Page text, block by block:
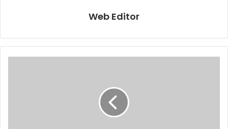
Web Editor